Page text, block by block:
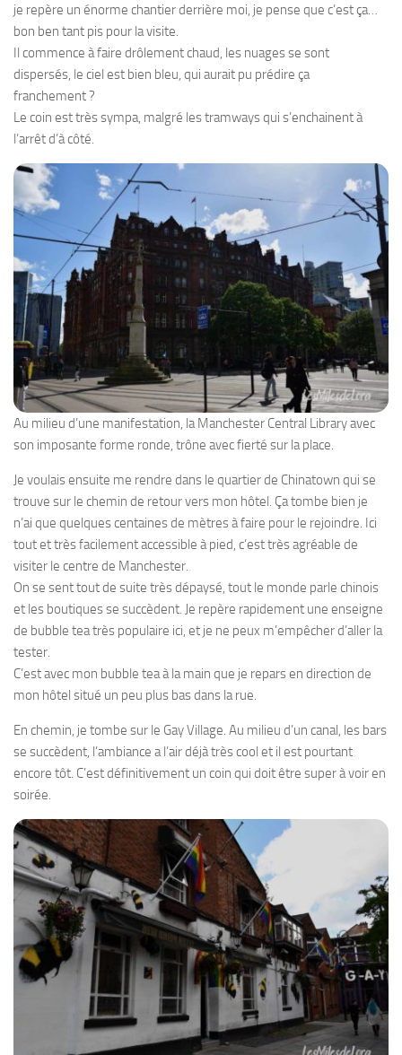
je repère un énorme chantier derrière moi, je pense que c’est ça…
bon ben tant pis pour la visite.
Il commence à faire drôlement chaud, les nuages se sont
dispersés, le ciel est bien bleu, qui aurait pu prédire ça
franchement ?
Le coin est très sympa, malgré les tramways qui s’enchainent à
l’arrêt d’à côté.
Au milieu d’une manifestation, la Manchester Central Library avec
son imposante forme ronde, trône avec fierté sur la place.
Je voulais ensuite me rendre dans le quartier de Chinatown qui se
trouve sur le chemin de retour vers mon hôtel. Ça tombe bien je
n’ai que quelques centaines de mètres à faire pour le rejoindre. Ici
tout et très facilement accessible à pied, c’est très agréable de
visiter le centre de Manchester.
On se sent tout de suite très dépaysé, tout le monde parle chinois
et les boutiques se succèdent. Je repère rapidement une enseigne
de bubble tea très populaire ici, et je ne peux m’empêcher d’aller la
tester.
C’est avec mon bubble tea à la main que je repars en direction de
mon hôtel situé un peu plus bas dans la rue.
En chemin, je tombe sur le Gay Village. Au milieu d’un canal, les bars
se succèdent, l’ambiance a l’air déjà très cool et il est pourtant
encore tôt. C’est définitivement un coin qui doit être super à voir en
soirée.